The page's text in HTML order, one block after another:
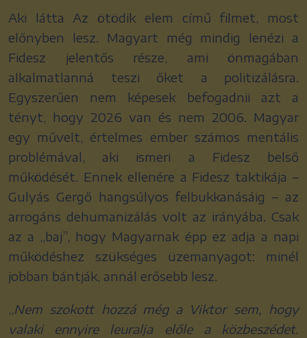
Aki látta Az ötödik elem című filmet, most
előnyben lesz. Magyart még mindig lenézi a
Fidesz jelentős része, ami önmagában
alkalmatlanná teszi őket a politizálásra.
Egyszerűen nem képesek befogadnii azt a
tényt, hogy 2026 van és nem 2006. Magyar
egy művelt, értelmes ember számos mentális
problémával, aki ismeri a Fidesz belső
működését. Ennek ellenére a Fidesz taktikája –
Gulyás Gergő hangsúlyos felbukkanásáig – az
arrogáns dehumanizálás volt az irányába. Csak
az a „baj”, hogy Magyarnak épp ez adja a napi
működéshez szükséges üzemanyagot: minél
jobban bántják, annál erősebb lesz.
„Nem szokott hozzá még a Viktor sem, hogy
valaki ennyire leuralja előle a közbeszédet.